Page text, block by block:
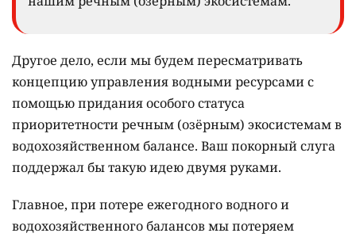
Другое дело, если мы будем пересматривать
концепцию управления водными ресурсами с
помощью придания особого статуса
приоритетности речным (озёрным) экосистемам в
водохозяйственном балансе. Ваш покорный слуга
поддержал бы такую идею двумя руками.
Главное, при потере ежегодного водного и
водохозяйственного балансов мы потеряем